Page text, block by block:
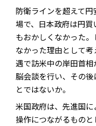
防衛ラインを超えて
場で、日本政府は円
もおかしくなかった
なかった理由として
遇で訪米中の岸田首
脳会談を行い、その
とではないか。
米国政府は、先進国
操作につながるもの